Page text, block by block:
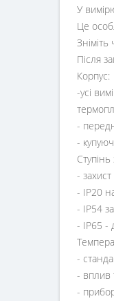
У
Це
Після
Корпус:
-усі
-
-
Ступінь
-
- IP20
- IP54
- IP65 -
-
- вплив
-